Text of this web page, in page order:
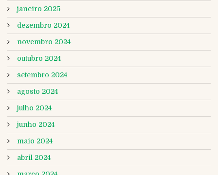
janeiro 2025
dezembro 2024
novembro 2024
outubro 2024
setembro 2024
agosto 2024
julho 2024
junho 2024
maio 2024
abril 2024